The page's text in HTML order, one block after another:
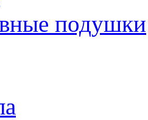
подушки